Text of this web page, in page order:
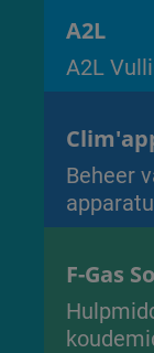
A2L
A2L
Beheer
F-Gas